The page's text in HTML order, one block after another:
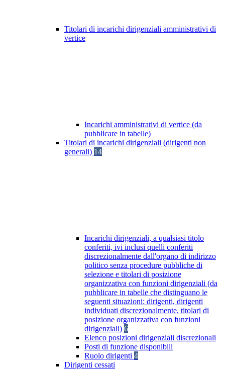
Titolari di incarichi dirigenziali amministrativi di
vertice
Incarichi amministrativi di vertice (da
pubblicare in tabelle)
Titolari di incarichi dirigenziali (dirigenti non
generali) 14
Incarichi dirigenziali, a qualsiasi titolo
conferiti, ivi inclusi quelli conferiti
discrezionalmente dall'organo di indirizzo
politico senza procedure pubbliche di
selezione e titolari di posizione
organizzativa con funzioni dirigenziali (da
pubblicare in tabelle che distinguano le
seguenti situazioni: dirigenti, dirigenti
individuati discrezionalmente, titolari di
posizione organizzativa con funzioni
dirigenziali) 6
Elenco posizioni dirigenziali discrezionali
Posti di funzione disponibili
Ruolo dirigenti 4
Dirigenti cessati